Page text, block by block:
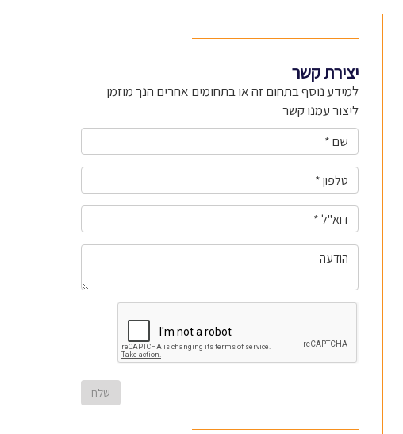
יצירת קשר
למידע נוסף בתחום זה או בתחומים אחרים הנך מוזמן
ליצור עמנו קשר